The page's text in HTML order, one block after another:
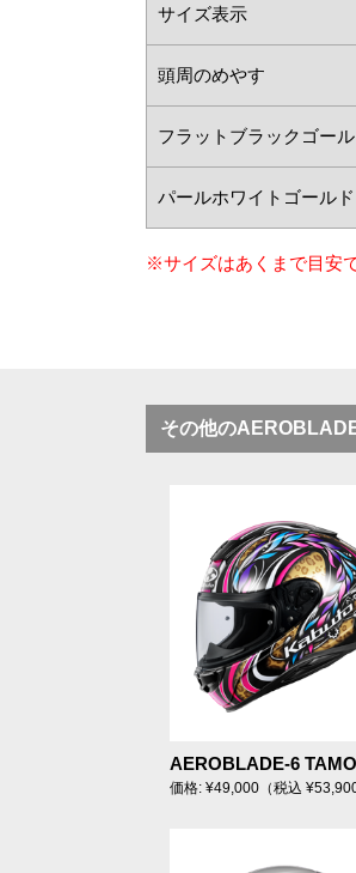
サイズ表示
頭周のめやす
フラットブラックゴー
パールホワイトゴールド
※サイズはあくまで目安
その他の
AEROBLADE-6
価格: ¥49,000（税込 ¥53,900